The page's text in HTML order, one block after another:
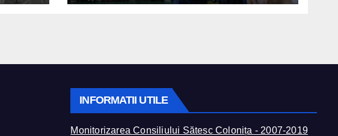
INFORMATII UTILE
Monitorizarea Consiliului Sătesc Colonița - 2007-2019